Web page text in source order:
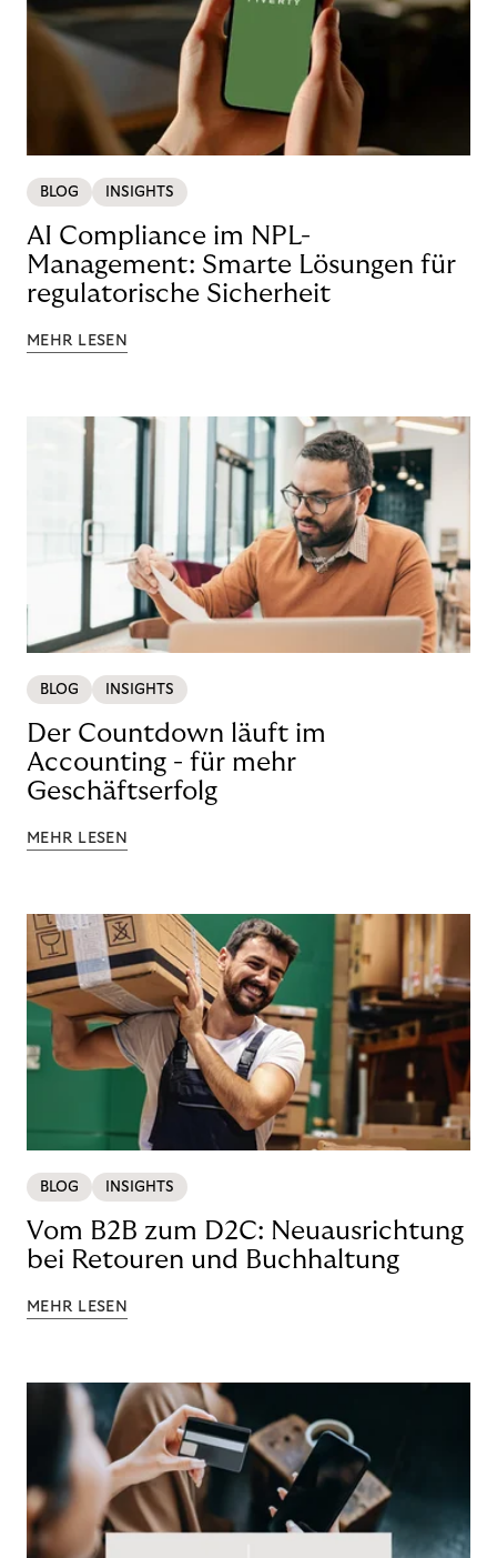
BLOG INSIGHTS
AI Compliance im NPL-
Management: Smarte Lösungen für
regulatorische Sicherheit
MEHR LESEN
BLOG INSIGHTS
Der Countdown läuft im
Accounting - für mehr
Geschäftserfolg
MEHR LESEN
BLOG INSIGHTS
Vom B2B zum D2C: Neuausrichtung
bei Retouren und Buchhaltung
MEHR LESEN